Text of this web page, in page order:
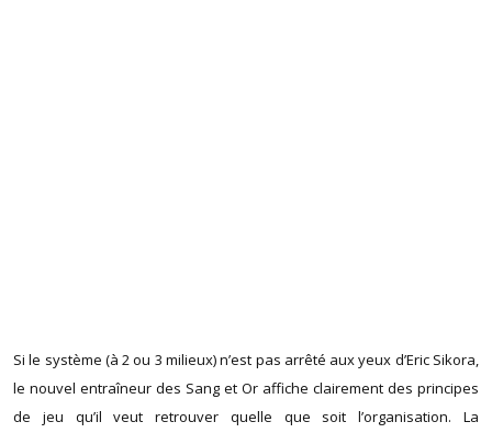
Si le système (à 2 ou 3 milieux) n’est pas arrêté aux yeux d’Eric Sikora,
le nouvel entraîneur des Sang et Or affiche clairement des principes
de jeu qu’il veut retrouver quelle que soit l’organisation. La